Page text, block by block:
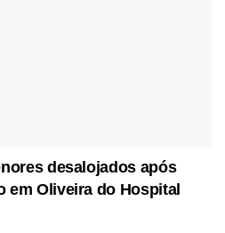
desalojados após
em Oliveira do Hospital